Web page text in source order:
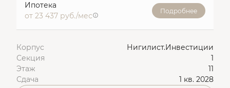
Ипотека
от 23 437 руб./мес
Подробнее
Корпус
Нигилист.Инвестиции
Секция
1
Этаж
11
Сдача
1 кв. 2028